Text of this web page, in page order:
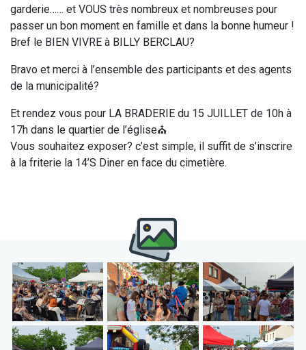
garderie…… et VOUS très nombreux et nombreuses pour
passer un bon moment en famille et dans la bonne humeur !
Bref le BIEN VIVRE à BILLY BERCLAU?
Bravo et merci à l’ensemble des participants et des agents
de la municipalité?
Et rendez vous pour LA BRADERIE du 15 JUILLET de 10h à
17h dans le quartier de l’église⛪
Vous souhaitez exposer? c’est simple, il suffit de s’inscrire
à la friterie la 14’S Diner en face du cimetière.